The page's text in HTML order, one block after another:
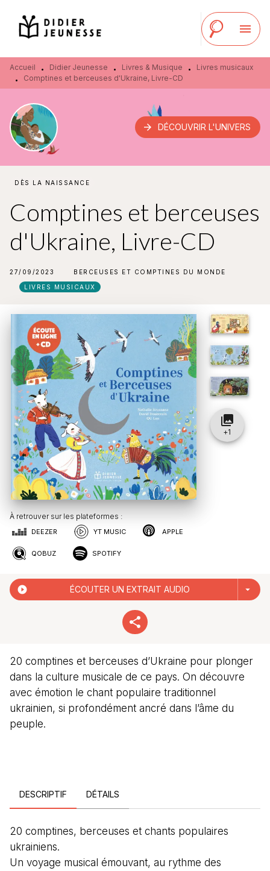
MENU RECHERCHE
PIED DE PAGE
menu
Accueil • Didier Jeunesse • Livres & Musique •
Livres musicaux
•
Comptines et berceuses d'Ukraine, Livre-CD
arrow_forward DÉCOUVRIR L'UNIVERS
DÈS LA NAISSANCE
Comptines et berceuses
d'Ukraine, Livre-CD
27/09/2023 BERCEUSES ET COMPTINES DU MONDE
LIVRES MUSICAUX
play_circle_filled ÉCOUTER UN EXTRAIT AUDIO arrow_drop_down
20 comptines et berceuses d’Ukraine pour plonger
dans la culture musicale de ce pays. On découvre
avec émotion le chant populaire traditionnel
ukrainien, si profondément ancré dans l’âme du
peuple.
À retrouver sur les plateformes :
DEEZER YT MUSIC APPLE
QOBUZ SPOTIFY
collections
+1
DESCRIPTIF DÉTAILS
20 comptines, berceuses et chants populaires
ukrainiens.
Un voyage musical émouvant, au rythme des